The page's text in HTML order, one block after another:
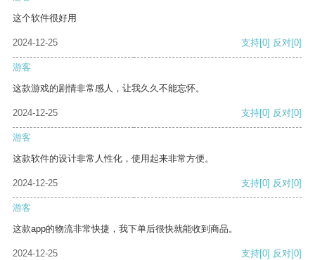
这个软件很好用
2024-12-25 支持[0] 反对[0]
游客
这款游戏的剧情非常感人，让我久久不能忘怀。
2024-12-25 支持[0] 反对[0]
游客
这款软件的设计非常人性化，使用起来非常方便。
2024-12-25 支持[0] 反对[0]
游客
这款app的物流非常快捷，我下单后很快就能收到商品。
2024-12-25 支持[0] 反对[0]